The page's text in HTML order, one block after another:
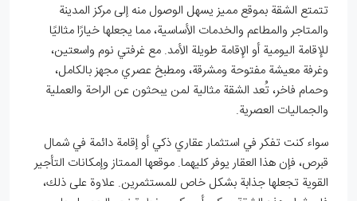
تتمتع الشقة بموقع مميز يسهل الوصول منه إلى مركز المدينة
والمتاجر والمطاعم والخدمات الأساسية، مما يجعلها خيارًا مثاليًا
للإقامة اليومية أو الإقامة طويلة الأمد. مع غرفتي نوم واسعتين،
وغرفة معيشة مفتوحة ومشرقة، ومطبخ عصري مجهز بالكامل،
وحمام فاخر، تُعد الشقة مثالية لمن يبحثون عن الراحة والعملية
والجماليات العصرية.
سواء كنت تفكر في استثمار عقاري ذكي أو إقامة دائمة في شمال
قبرص، فإن هذا العقار يوفر كليهما. موقعها الممتاز وإمكانات التأجير
القوية تجعلها جذابة بشكل خاص للمستثمرين. علاوة على ذلك،